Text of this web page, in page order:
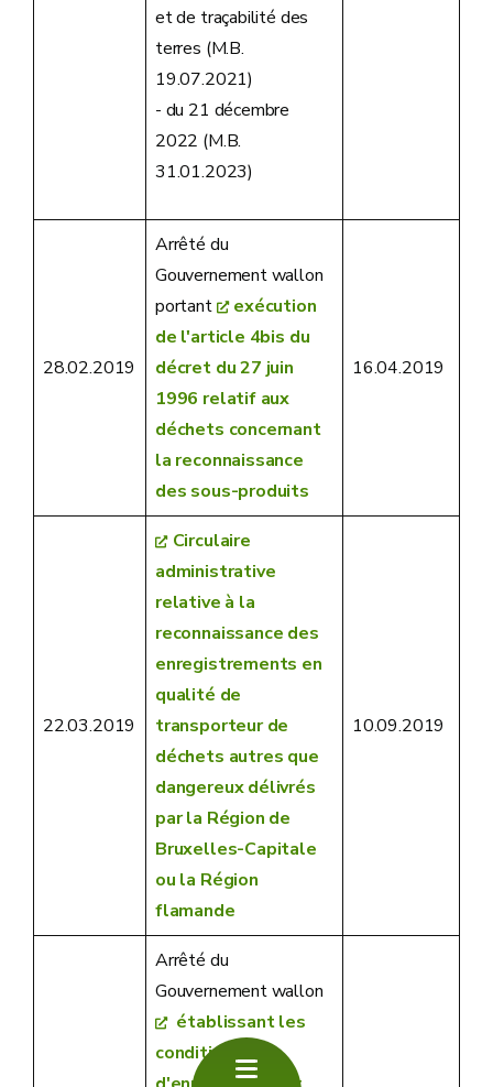
et de traçabilité des
terres (M.B.
19.07.2021)
- du 21 décembre
2022 (M.B.
31.01.2023)
28.02.2019
Arrêté du
Gouvernement wallon
portant
exécution
de l'article 4bis du
décret du 27 juin
1996 relatif aux
déchets concernant
la reconnaissance
des sous-produits
16.04.2019
22.03.2019
Circulaire
administrative
relative à la
reconnaissance des
enregistrements en
qualité de
transporteur de
déchets autres que
dangereux délivrés
par la Région de
Bruxelles-Capitale
ou la Région
flamande
10.09.2019
Arrêté du
Gouvernement wallon
établissant les
conditions